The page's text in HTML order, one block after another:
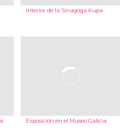
Interior de la Sinagoga Kupa
Exposición en el Museo Galicia